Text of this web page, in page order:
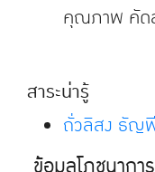
คุณภาพ คัดส
สาระน่ารู้
ถวลิสง ธัญ